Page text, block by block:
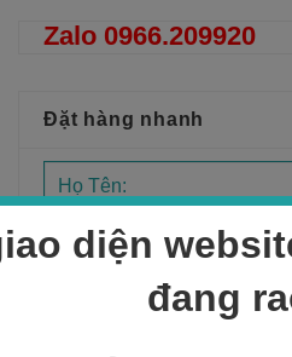
Zalo 0966.209920
Đặt hàng nhanh
diện
đang